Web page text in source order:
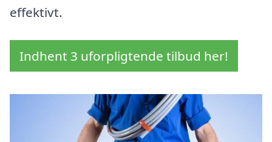
effektivt.
Indhent 3 uforpligtende tilbud her!